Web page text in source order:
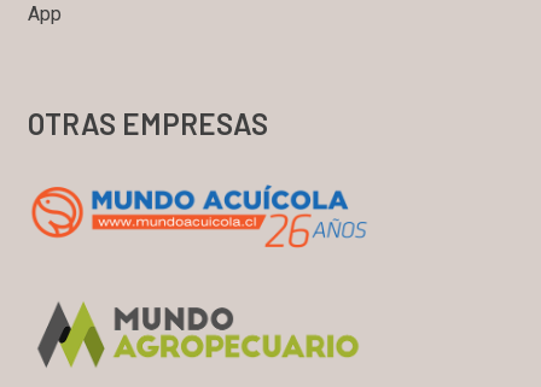
App
OTRAS EMPRESAS